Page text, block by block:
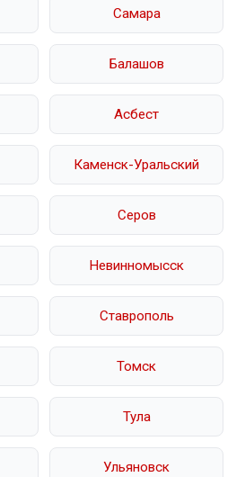
Самара
Балашов
Асбест
Каменск-Уральский
Серов
Невинномысск
Ставрополь
Томск
Тула
Ульяновск